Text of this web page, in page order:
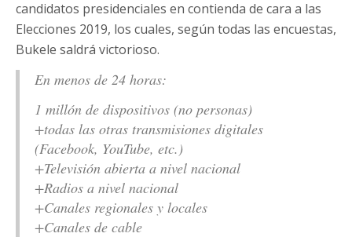
candidatos presidenciales en contienda de cara a las
Elecciones 2019, los cuales, según todas las encuestas,
Bukele saldrá victorioso.
En menos de 24 horas:
1 millón de dispositivos (no personas)
+todas las otras transmisiones digitales
(Facebook, YouTube, etc.)
+Televisión abierta a nivel nacional
+Radios a nivel nacional
+Canales regionales y locales
+Canales de cable